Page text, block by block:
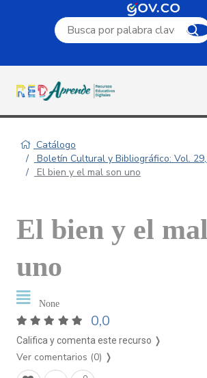
Campo de búsqueda por
Catálogo
Boletín Cultural y Bibliográfico: Vol.
El bien y el mal son uno
El bien y el
uno
None
0,0
Califica y comenta este recurso ❭
Ver comentarios (0) ❭